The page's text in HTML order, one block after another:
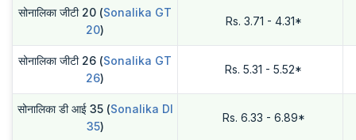
सोनालिका जीटी 20 (Sonalika GT
20)
Rs. 3.71 - 4.31*
सोनालिका जीटी 26 (Sonalika GT
26)
Rs. 5.31 - 5.52*
सोनालिका डी आई 35 (Sonalika DI
35)
Rs. 6.33 - 6.89*